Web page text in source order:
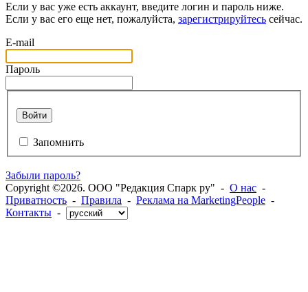
Если у вас уже есть аккаунт, введите логин и пароль ниже.
Если у вас его еще нет, пожалуйста, зарегистрируйтесь сейчас.
E-mail
Пароль
Войти
Запомнить
Забыли пароль?
Copyright ©2026. ООО "Редакция Спарк ру" - О нас -
Приватность - Правила - Реклама на MarketingPeople -
Контакты -